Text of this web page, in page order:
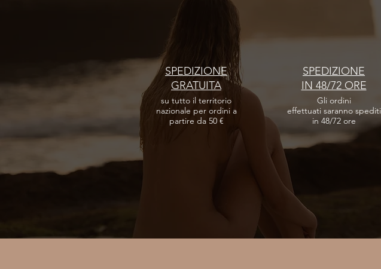
SPEDIZIONE
GRATUITA
su tutto il territorio
nazionale per ordini a
partire da 50 €
SPEDIZIONE
IN 48/72 ORE
Gli ordini
effettuati saranno spediti
in 48/72 ore